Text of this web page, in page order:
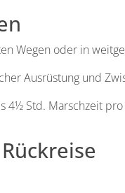
Wegen oder in
Ausrüstung und
4½ Std. Marschzeit